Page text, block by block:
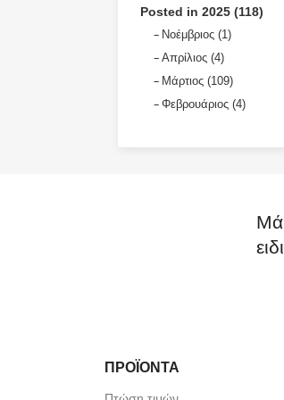
Posted in 2025 (118)
Νοέμβριος (1)
Απρίλιος (4)
Μάρτιος (109)
Φεβρουάριος (4)
ΠΡΟΪΌΝΤΑ